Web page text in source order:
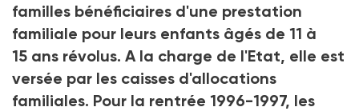
familles bénéficiaires d'une prestation
familiale pour leurs enfants âgés de 11 à
15 ans révolus. A la charge de l'Etat, elle est
versée par les caisses d'allocations
familiales. Pour la rentrée 1996-1997, les